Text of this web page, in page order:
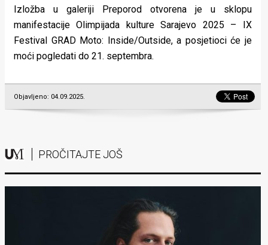
Izložba u galeriji Preporod otvorena je u sklopu
manifestacije Olimpijada kulture Sarajevo 2025 – IX
Festival GRAD Moto: Inside/Outside, a posjetioci će je
moći pogledati do 21. septembra.
Objavljeno: 04.09.2025.
PROČITAJTE JOŠ